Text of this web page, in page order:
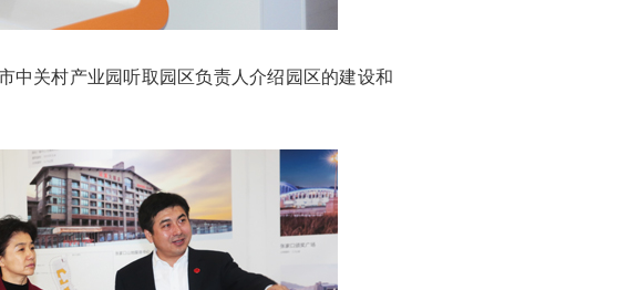
关村产业园听取园区负责人介绍园区的建设和